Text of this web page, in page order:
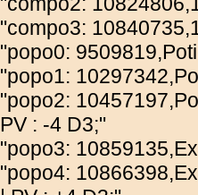
"compo3:
"popo0:
"popo1:
"popo2:
PV : -4 D3;"
"popo3:
"popo4: